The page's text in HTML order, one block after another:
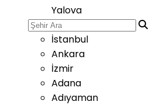
Yalova
İstanbul
Ankara
İzmir
Adana
Adıyaman